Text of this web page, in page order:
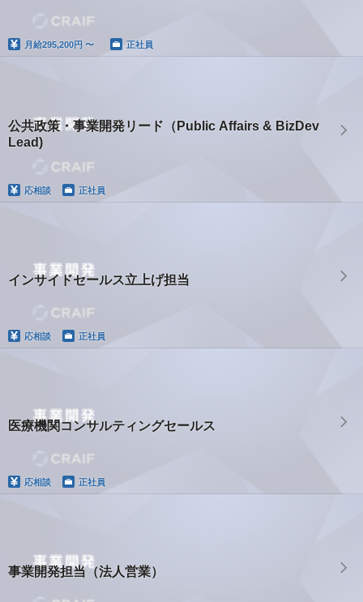
月給295,200円 〜 正社員
公共政策・事業開発リード（Public Affairs & BizDev
Lead)
応相談 正社員
インサイドセールス立上げ担当
応相談 正社員
医療機関コンサルティングセールス
応相談 正社員
事業開発担当（法人営業）